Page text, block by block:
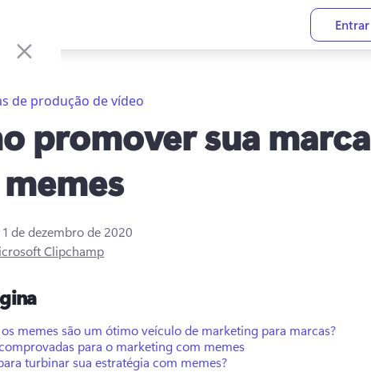
Entrar
de produção de vídeo
promover sua marca
1 de dezembro de 2020
Clipchamp
os memes são um ótimo veículo de marketing para marcas?
para o marketing com memes
turbinar sua estratégia com memes?